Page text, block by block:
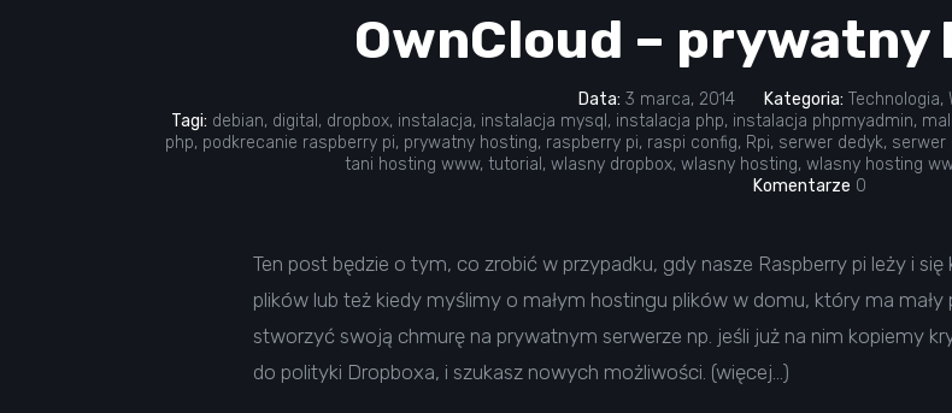
OwnCloud – prywatny
Data: 3 marca, 2014 Kategoria: Technologia,
Tagi: debian, digital , dropbox, instalacja, instalacja mysql , instalacja php, instalacja phpmyadmin,
php, podkrecanie raspberry pi, prywatny hosting, raspberry pi, raspi config, Rpi, serwer dedyk, serwer
tani hosting www, tutorial , wlasny dropbox, wlasny hosting, wlasny hosting
Komentarze 0
Ten post będzie o tym, co zrobić w przypadku, gdy nasze Raspberry pi leży i
plików lub też kiedy myślimy o małym hostingu plików w domu, który ma
stworzyć swoją chmurę na prywatnym serwerze np. jeśli już na nim kopiemy
do polityki Dropboxa, i szukasz nowych możliwości. (więcej…)